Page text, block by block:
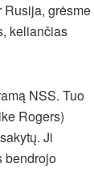
Rusija, grėsme
keliančias
NSS. Tuo
Rogers)
Ji
bendrojo